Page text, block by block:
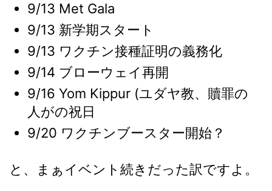
9/13 Met Gala
9/13 新学期スタート
9/13 ワクチン接種証明の義務化
9/14 ブローウェイ再開
9/16 Yom Kippur (ユダヤ教、贖罪の
人がの祝日
9/20 ワクチンブースター開始？
と、まぁイベント続きだった訳ですよ。